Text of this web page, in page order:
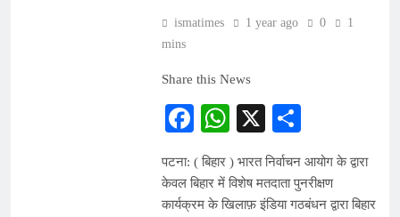
ismatimes 1 year ago 0
1
mins
Share this News
Facebook
WhatsApp
X
पटना: ( बिहार ) भारत निर्वाचन आयोग के द्वारा
केवल बिहार में विशेष मतदाता पुनरीक्षण
कार्यक्रम के खिलाफ़ इंडिया गठबंधन द्वारा बिहार